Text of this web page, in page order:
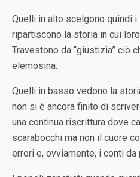
Quelli in alto scelgono quindi
ripartiscono la storia in cui
Travestono da “giustizia” ciò
elemosina.
Quelli in basso vedono la
non si è ancora finito di
una continua riscrittura dove
scarabocchi ma non il cuore
errori e, ovviamente, i conti da